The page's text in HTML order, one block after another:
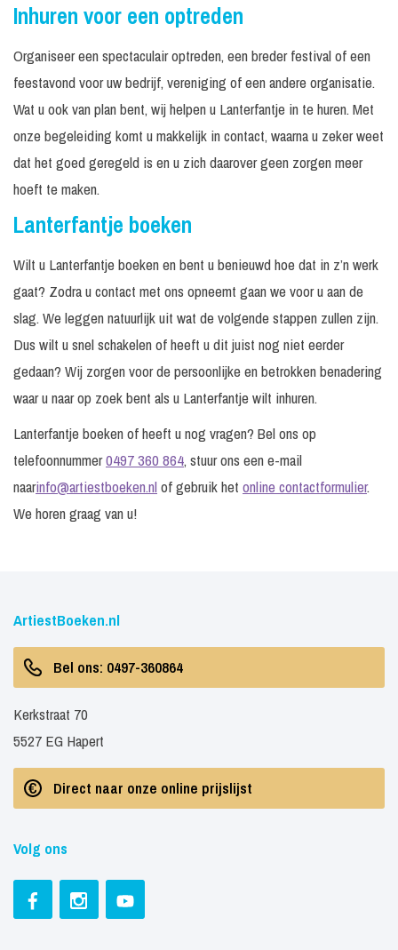
Inhuren voor een optreden
Organiseer een spectaculair optreden, een breder festival of een
feestavond voor uw bedrijf, vereniging of een andere organisatie.
Wat u ook van plan bent, wij helpen u Lanterfantje in te huren. Met
onze begeleiding komt u makkelijk in contact, waarna u zeker weet
dat het goed geregeld is en u zich daarover geen zorgen meer
hoeft te maken.
Lanterfantje boeken
Wilt u Lanterfantje boeken en bent u benieuwd hoe dat in z’n werk
gaat? Zodra u contact met ons opneemt gaan we voor u aan de
slag. We leggen natuurlijk uit wat de volgende stappen zullen zijn.
Dus wilt u snel schakelen of heeft u dit juist nog niet eerder
gedaan? Wij zorgen voor de persoonlijke en betrokken benadering
waar u naar op zoek bent als u Lanterfantje wilt inhuren.
Lanterfantje boeken of heeft u nog vragen? Bel ons op
telefoonnummer0497 360 864, stuur ons een e-mail
naarinfo@artiestboeken.nlof gebruik het online contactformulier.
We horen graag van u!
ArtiestBoeken.nl
Bel ons: 0497-360864
Kerkstraat 70
5527 EG Hapert
Direct naar onze online prijslijst
Volg ons